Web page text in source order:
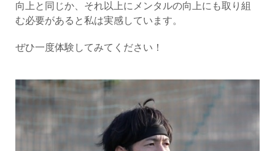
向上と同じか、それ以上にメンタルの向上にも取り組
む必要があると私は実感しています。
ぜひ一度体験してみてください！